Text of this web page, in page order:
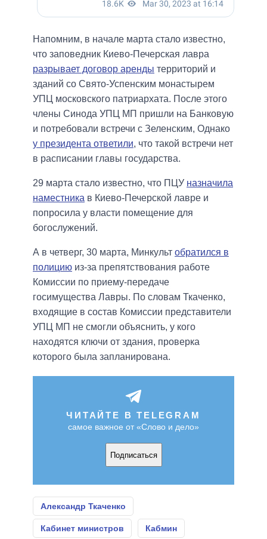
Напомним, в начале марта стало известно,
что заповедник Киево-Печерская лавра
разрывает договор аренды территорий и
зданий со Свято-Успенским монастырем
УПЦ московского патриархата. После этого
члены Синода УПЦ МП пришли на Банковую
и потребовали встречи с Зеленским, Однако
у президента ответили, что такой встречи нет
в расписании главы государства.
29 марта стало известно, что ПЦУ назначила
наместника в Киево-Печерской лавре и
попросила у власти помещение для
богослужений.
А в четверг, 30 марта, Минкульт обратился в
полицию из-за препятствования работе
Комиссии по приему-передаче
госимущества Лавры. По словам Ткаченко,
входящие в состав Комиссии представители
УПЦ МП не смогли объяснить, у кого
находятся ключи от здания, проверка
которого была запланирована.
ЧИТАЙТЕ В TELEGRAM
самое важное от «Слово и дело»
Подписаться
Александр Ткаченко
Кабинет министров Кабмин